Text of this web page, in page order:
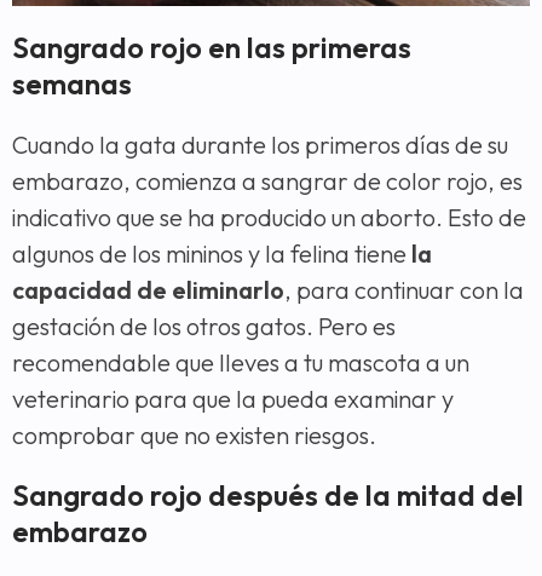
Sangrado rojo en las primeras
semanas
Cuando la gata durante los primeros días de su
embarazo, comienza a sangrar de color rojo, es
indicativo que se ha producido un aborto. Esto de
algunos de los mininos y la felina tiene la
capacidad de eliminarlo, para continuar con la
gestación de los otros gatos. Pero es
recomendable que lleves a tu mascota a un
veterinario para que la pueda examinar y
comprobar que no existen riesgos.
Sangrado rojo después de la mitad del
embarazo